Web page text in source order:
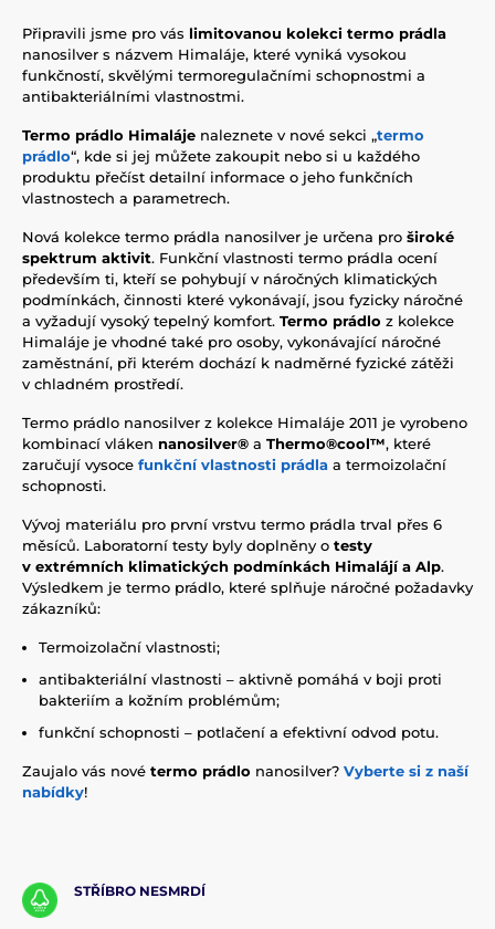
Připravili jsme pro vás limitovanou kolekci termo prádla
nanosilver s názvem Himaláje, které vyniká vysokou
funkčností, skvělými termoregulačními schopnostmi a
antibakteriálními vlastnostmi.
Termo prádlo Himaláje naleznete v nové sekci „termo
prádlo“, kde si jej můžete zakoupit nebo si u každého
produktu přečíst detailní informace o jeho funkčních
vlastnostech a parametrech.
Nová kolekce termo prádla nanosilver je určena pro široké
spektrum aktivit. Funkční vlastnosti termo prádla ocení
především ti, kteří se pohybují v náročných klimatických
podmínkách, činnosti které vykonávají, jsou fyzicky náročné
a vyžadují vysoký tepelný komfort. Termo prádlo z kolekce
Himaláje je vhodné také pro osoby, vykonávající náročné
zaměstnání, při kterém dochází k nadměrné fyzické zátěži
v chladném prostředí.
Termo prádlo nanosilver z kolekce Himaláje 2011 je vyrobeno
kombinací vláken nanosilver® a Thermo®cool™, které
zaručují vysoce funkční vlastnosti prádla a termoizolační
schopnosti.
Vývoj materiálu pro první vrstvu termo prádla trval přes 6
měsíců. Laboratorní testy byly doplněny o testy
v extrémních klimatických podmínkách Himalájí a Alp.
Výsledkem je termo prádlo, které splňuje náročné požadavky
zákazníků:
Termoizolační vlastnosti;
antibakteriální vlastnosti – aktivně pomáhá v boji proti
bakteriím a kožním problémům;
funkční schopnosti – potlačení a efektivní odvod potu.
Zaujalo vás nové termo prádlo nanosilver? Vyberte si z naší
nabídky!
STŘÍBRO NESMRDÍ